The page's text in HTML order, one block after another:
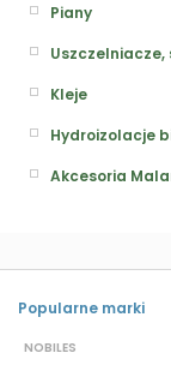
Piany
Uszczelniacze,
Kleje
Hydroizolacje
Akcesoria
Popularne marki
NOBILES